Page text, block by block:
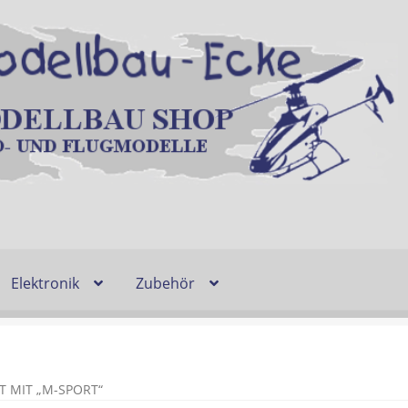
Elektronik Zubehör
Lieferzeit & Verfügbarkeit
MIT „M-SPORT“